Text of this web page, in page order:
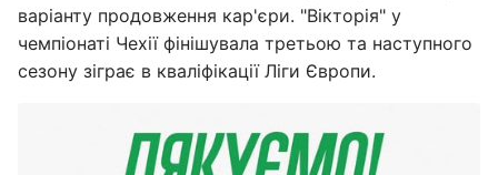
варіанту продовження кар'єри. "Вікторія" у
чемпіонаті Чехії фінішувала третьою та наступного
сезону зіграє в кваліфікації Ліги Європи.